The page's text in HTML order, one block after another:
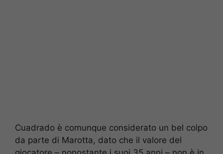
Cuadrado è comunque considerato un bel colpo
da parte di Marotta, dato che il valore del